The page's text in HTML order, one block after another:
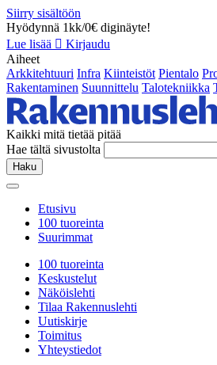
Siirry sisältöön
Hyödynnä 1kk/0€ diginäyte!
Lue lisää
Kirjaudu
Aiheet
Arkkitehtuuri Infra Kiinteistöt Pientalo
Rakentaminen Suunnittelu Talotekniikka
Kaikki mitä tietää pitää
Hae tältä sivustolta
Haku
Etusivu
100 tuoreinta
Suurimmat
100 tuoreinta
Keskustelut
Näköislehti
Tilaa Rakennuslehti
Uutiskirje
Toimitus
Yhteystiedot